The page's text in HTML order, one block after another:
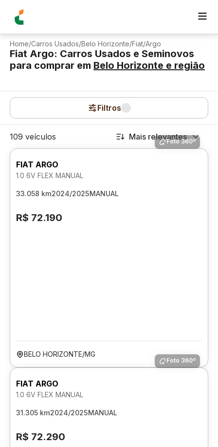
Home/Carros Usados/Belo Horizonte/Fiat/Argo
Fiat Argo: Carros Usados e Seminovos
para comprar em Belo Horizonte e região
Filtros
109 veículos Mais relevantes
Foto 360º
FIAT ARGO
1.0 6V FLEX MANUAL
33.058 km2024/2025MANUAL
R$ 72.190
BELO HORIZONTE/MG
Foto 360º
FIAT ARGO
1.0 6V FLEX MANUAL
31.305 km2024/2025MANUAL
R$ 72.290